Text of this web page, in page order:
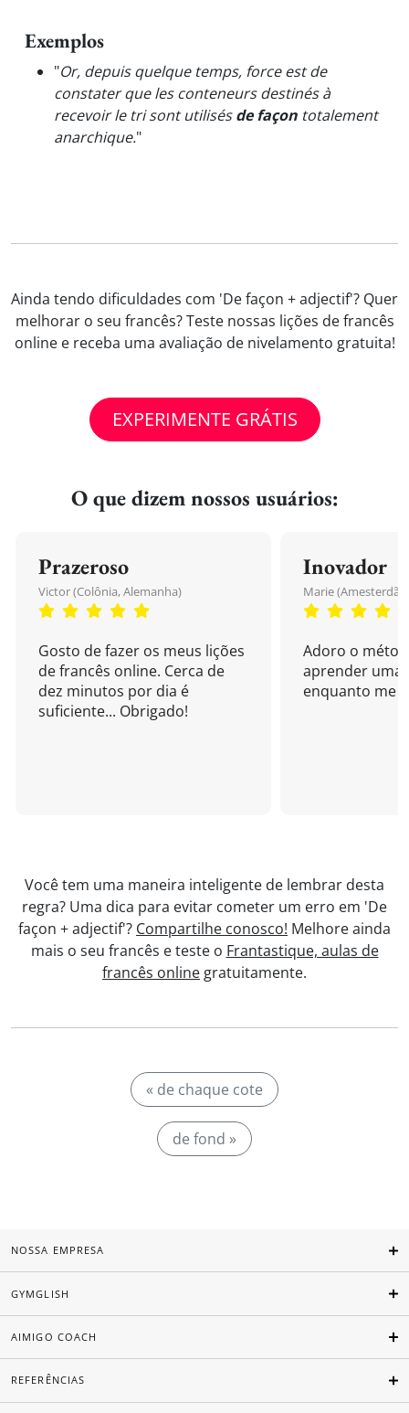
Exemplos
"Or, depuis quelque temps, force est de
constater que les conteneurs destinés à
recevoir le tri sont utilisésde façon totalement
anarchique."
Ainda tendo dificuldades com 'De façon + adjectif'? Quer
melhorar o seu francês? Teste nossas lições de francês
online e receba uma avaliação de nivelamento gratuita!
EXPERIMENTE GRÁTIS
O que dizem nossos usuários:
Prazeroso
Victor (Colônia, Alemanha)
Gosto de fazer os meus lições
de francês online. Cerca de
dez minutos por dia é
suficiente... Obrigado!
Inovador
Marie
Adoro o
aprender uma
enquanto me
Você tem uma maneira inteligente de lembrar desta
regra? Uma dica para evitar cometer um erro em 'De
façon + adjectif'? Compartilhe conosco! Melhore ainda
mais o seu francês e teste o Frantastique, aulas de
francês online gratuitamente.
« de chaque cote
de fond »
NOSSA EMPRESA
GYMGLISH
AIMIGO COACH
REFERÊNCIAS